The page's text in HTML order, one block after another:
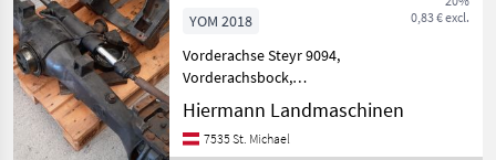
0,83 € excl.
YOM 2018
Vorderachse Steyr 9094,
Vorderachsbock,
Vorderachslager,
Kardanwelle! Repair and
spare parts Tractor spare
Hiermann Landmaschinen
7535 St. Michael